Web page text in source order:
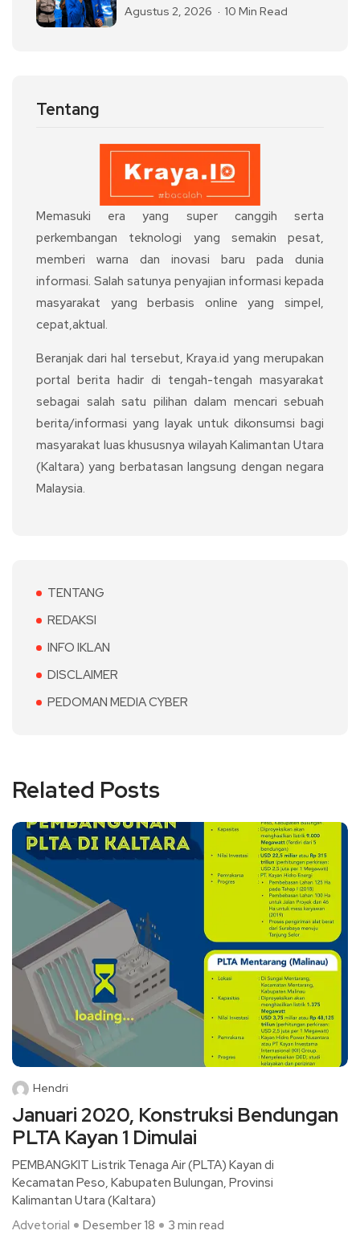
Agustus 2, 2026 10 Min Read
Tentang
Memasuki era yang super canggih serta
perkembangan teknologi yang semakin pesat,
memberi warna dan inovasi baru pada dunia
informasi. Salah satunya penyajian informasi kepada
masyarakat yang berbasis online yang simpel,
cepat,aktual.
Beranjak dari hal tersebut, Kraya.id yang merupakan
portal berita hadir di tengah-tengah masyarakat
sebagai salah satu pilihan dalam mencari sebuah
berita/informasi yang layak untuk dikonsumsi bagi
masyarakat luas khususnya wilayah Kalimantan Utara
(Kaltara) yang berbatasan langsung dengan negara
Malaysia.
TENTANG
REDAKSI
INFO IKLAN
DISCLAIMER
PEDOMAN MEDIA CYBER
Related Posts
Hendri
Januari 2020, Konstruksi Bendungan
PLTA Kayan 1 Dimulai
PEMBANGKIT Listrik Tenaga Air (PLTA) Kayan di
Kecamatan Peso, Kabupaten Bulungan, Provinsi
Kalimantan Utara (Kaltara)
Advetorial
Desember 18 3 min read